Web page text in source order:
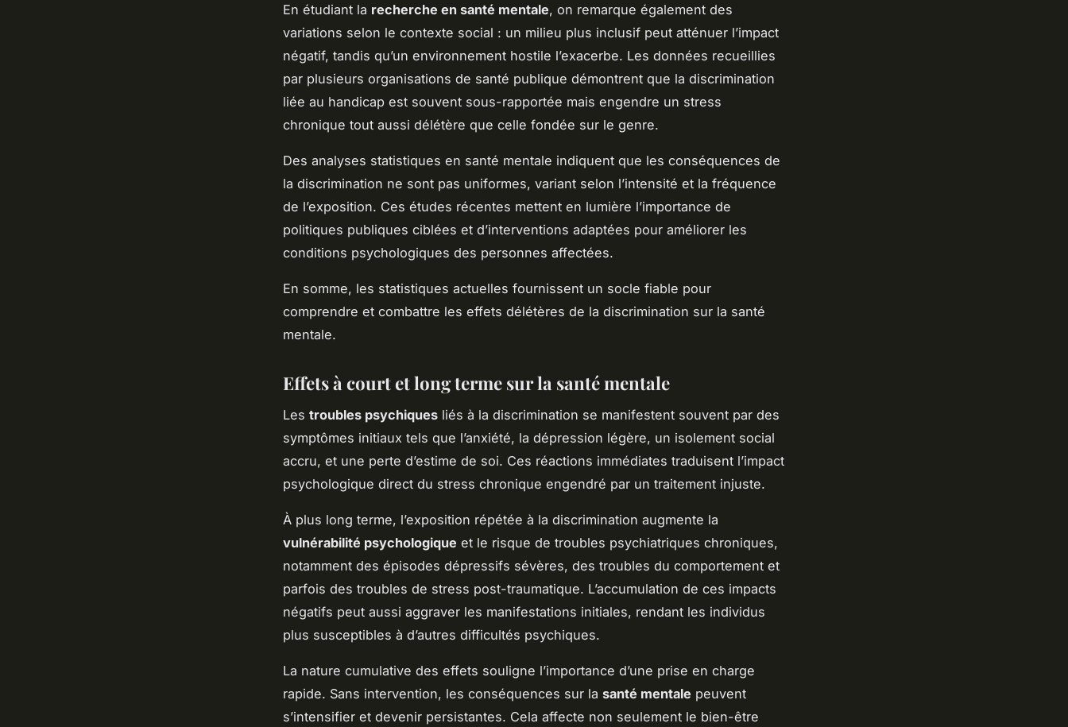
En étudiant la recherche en santé mentale, on remarque également des
variations selon le contexte social : un milieu plus inclusif peut atténuer l’impact
négatif, tandis qu’un environnement hostile l’exacerbe. Les données recueillies
par plusieurs organisations de santé publique démontrent que la discrimination
liée au handicap est souvent sous-rapportée mais engendre un stress
chronique tout aussi délétère que celle fondée sur le genre.
Des analyses statistiques en santé mentale indiquent que les conséquences de
la discrimination ne sont pas uniformes, variant selon l’intensité et la fréquence
de l’exposition. Ces études récentes mettent en lumière l’importance de
politiques publiques ciblées et d’interventions adaptées pour améliorer les
conditions psychologiques des personnes affectées.
En somme, les statistiques actuelles fournissent un socle fiable pour
comprendre et combattre les effets délétères de la discrimination sur la santé
mentale.
Effets à court et long terme sur la santé mentale
Les troubles psychiques liés à la discrimination se manifestent souvent par des
symptômes initiaux tels que l’anxiété, la dépression légère, un isolement social
accru, et une perte d’estime de soi. Ces réactions immédiates traduisent l’impact
psychologique direct du stress chronique engendré par un traitement injuste.
À plus long terme, l’exposition répétée à la discrimination augmente la
vulnérabilité psychologique et le risque de troubles psychiatriques chroniques,
notamment des épisodes dépressifs sévères, des troubles du comportement et
parfois des troubles de stress post-traumatique. L’accumulation de ces impacts
négatifs peut aussi aggraver les manifestations initiales, rendant les individus
plus susceptibles à d’autres difficultés psychiques.
La nature cumulative des effets souligne l’importance d’une prise en charge
rapide. Sans intervention, les conséquences sur la santé mentale peuvent
s’intensifier et devenir persistantes. Cela affecte non seulement le bien-être